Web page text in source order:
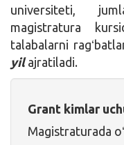
universiteti,
magistratura
talabalarni
yilajratiladi.
Grant kimlar
Magistraturada